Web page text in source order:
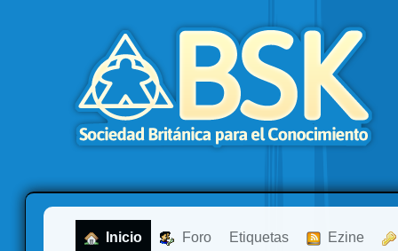
Inicio Foro Etiquetas Ezine